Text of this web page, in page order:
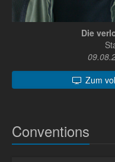
Die
Zum
Conventions